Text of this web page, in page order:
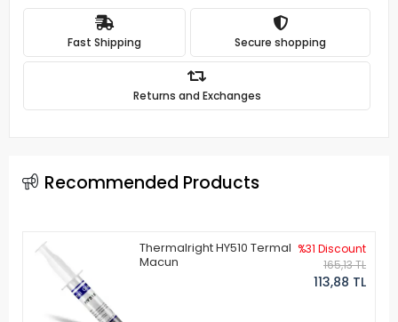
Fast Shipping Secure shopping
Returns and Exchanges
Recommended Products
Thermalright HY510 Termal
Macun
%31 Discount
165,13 TL
113,88 TL